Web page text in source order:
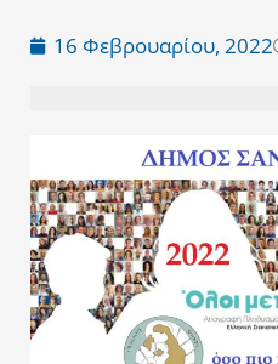
16 Φεβρουαρίου, 2022